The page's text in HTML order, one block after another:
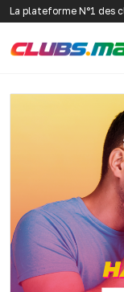
La plateforme N°1 des